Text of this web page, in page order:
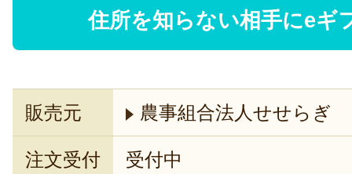
住所を知らない相手にeギ
販売元 農事組合法人せせらぎ
注文受付 受付中